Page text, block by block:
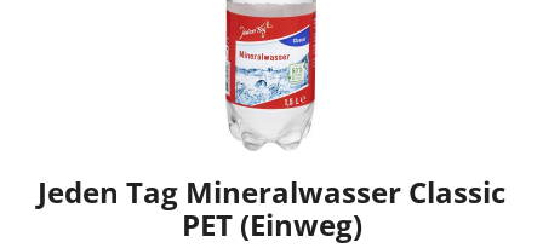
Jeden Tag Mineralwasser Classic
PET (Einweg)